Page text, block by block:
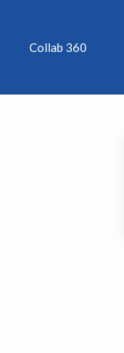
Collab 360